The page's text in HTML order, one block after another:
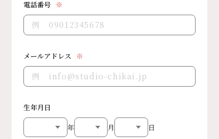
電話番号
メールアドレス
生年月日
年 月 日